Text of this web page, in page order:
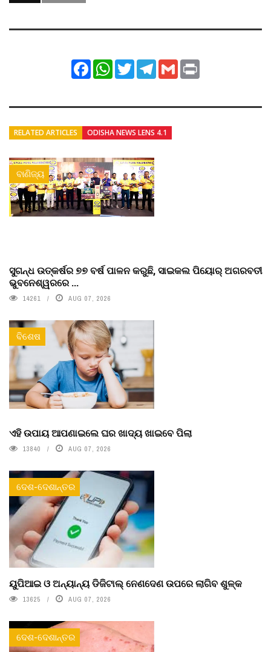
FacebookWhatsApp
TwitterTelegram
Gmail
RELATED ARTICLES ODISHA NEWS LENS 4.1
ବାଣିଜ୍ୟ
ସୁଗନ୍ଧ ଉତ୍କର୍ଷର ୭୭ ବର୍ଷ ପାଳନ କରୁଛି, ସାଇକଲ ପିୟୋର୍‌ ଅଗରବତୀ
ଭୁବନେଶ୍ୱରରେ ...
14261 AUG 07, 2026
ବିଶେଷ
ଏହି ଉପାୟ ଆପଣାଇଲେ ଘର ଖାଦ୍ୟ ଖାଇବେ ପିଲା
13840 AUG 07, 2026
ଦେଶ-ଦେଶାନ୍ତର
ୟୁପିଆଇ ଓ ଅନ୍ୟାନ୍ୟ ଡିଜିଟାଲ୍ ନେଣଦେଣ ଉପରେ ଲାଗିବ ଶୁଳ୍କ
13625 AUG 07, 2026
ଦେଶ-ଦେଶାନ୍ତର